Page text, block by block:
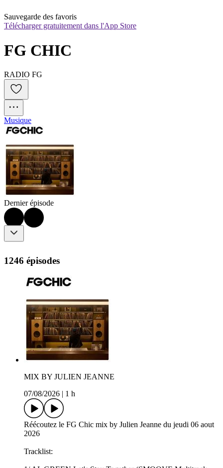
Sauvegarde des favoris
Télécharger gratuitement dans l'App Store
FG CHIC
RADIO FG
Musique
Dernier épisode
1246 épisodes
MIX BY JULIEN JEANNE
07/08/2026
1 h
Réécoutez le FG Chic mix by Julien Jeanne du jeudi 06 aout
2026
Tracklist: